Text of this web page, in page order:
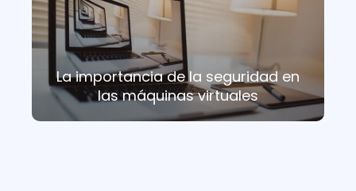
La importancia de la seguridad en
las máquinas virtuales